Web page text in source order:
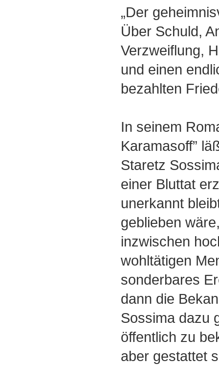
„Der
Über Schuld,
Verzweiflung,
und einen
bezahlten
In seinem
Karamasoff”
Staretz
einer Bluttat
unerkannt
geblieben
inzwischen
wohltätigen
sonderbares
dann die
Sossima dazu
öffentlich zu
aber gestattet